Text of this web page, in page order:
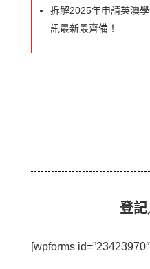
拆解2025年申請英澳
訊最新最齊備！
登
[wpforms